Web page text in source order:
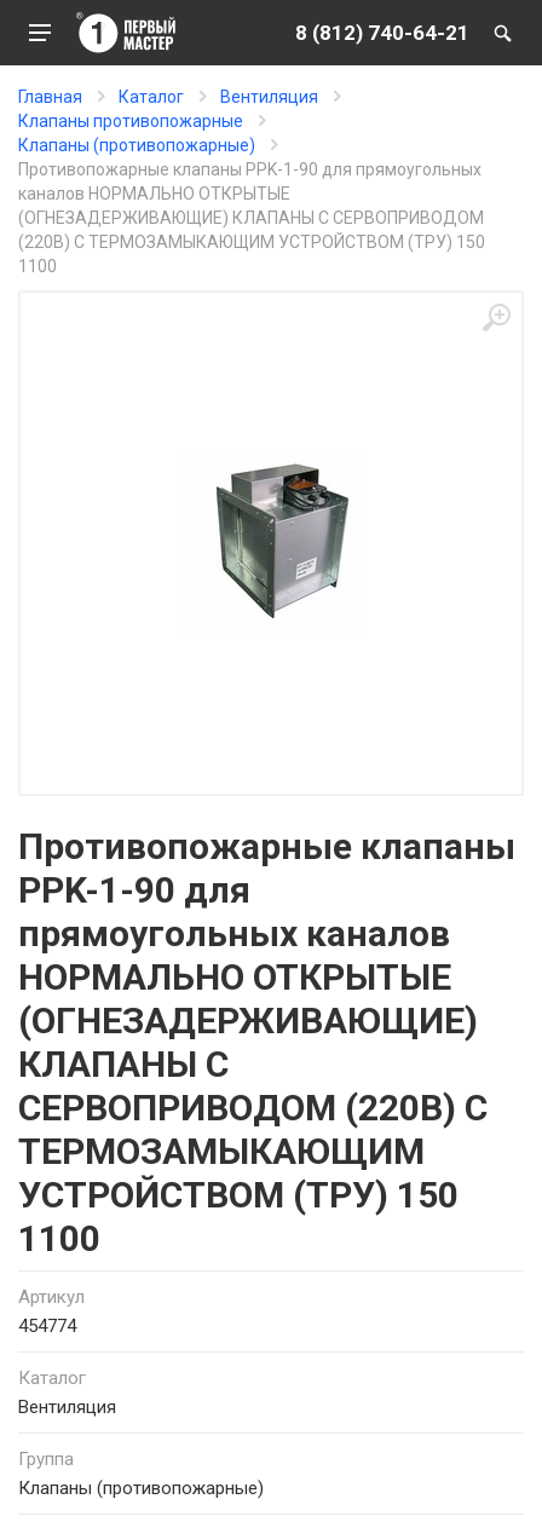
8 (812) 740-64-21
Главная Каталог
Вентиляция
Клапаны противопожарные
Клапаны (противопожарные)
Противопожарные клапаны PPK-1-90 для прямоугольных
каналов НОРМАЛЬНО ОТКРЫТЫЕ
(ОГНЕЗАДЕРЖИВАЮЩИЕ) КЛАПАНЫ С СЕРВОПРИВОДОМ
(220В) С ТЕРМОЗАМЫКАЮЩИМ УСТРОЙСТВОМ (ТРУ) 150
1100
Противопожарные клапаны
PPK-1-90 для
прямоугольных каналов
НОРМАЛЬНО ОТКРЫТЫЕ
(ОГНЕЗАДЕРЖИВАЮЩИЕ)
КЛАПАНЫ С
СЕРВОПРИВОДОМ (220В) С
ТЕРМОЗАМЫКАЮЩИМ
УСТРОЙСТВОМ (ТРУ) 150
1100
Артикул
454774
Каталог
Вентиляция
Группа
Клапаны (противопожарные)